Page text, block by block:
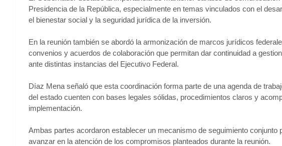
Presidencia de la República, especialmente en temas vinculados con el
el bienestar social y la seguridad jurídica de la inversión.
En la reunión también se abordó la armonización de marcos jurídicos
convenios y acuerdos de colaboración que permitan dar continuidad a
ante distintas instancias del Ejecutivo Federal.
Díaz Mena señaló que esta coordinación forma parte de una agenda de
del estado cuenten con bases legales sólidas, procedimientos claros y
implementación.
Ambas partes acordaron establecer un mecanismo de seguimiento
avanzar en la atención de los compromisos planteados durante la reunión.